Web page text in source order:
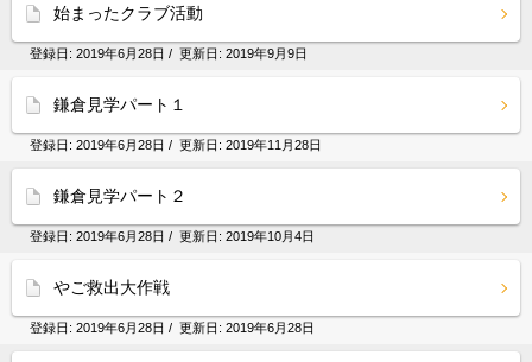
始まったクラブ活動
登録日: 2019年6月28日 / 更新日: 2019年9月9日
鎌倉見学パート１
登録日: 2019年6月28日 / 更新日: 2019年11月28日
鎌倉見学パート２
登録日: 2019年6月28日 / 更新日: 2019年10月4日
やご救出大作戦
登録日: 2019年6月28日 / 更新日: 2019年6月28日